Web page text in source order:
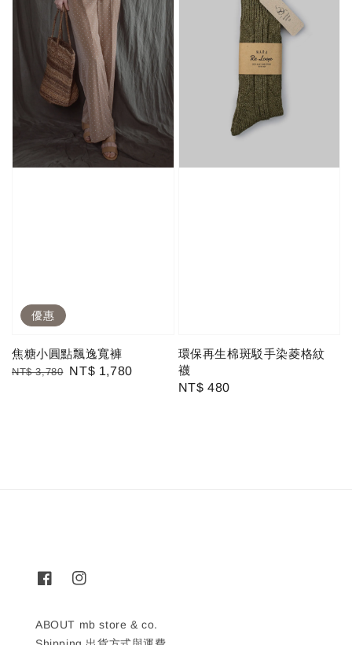
優惠
焦糖小圓點飄逸寬褲
Regular
NT$ 3,780
Sale
NT$ 1,780
環保再生棉斑駁手染菱格紋
襪
Regular
NT$ 480
ABOUT mb store & co.